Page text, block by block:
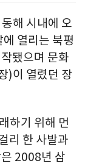
해 시내에 오
열리는 북평
됐으며 문화
)이 열렸던 장
하기 위해 먼
리 한 사발과
2008년 삼